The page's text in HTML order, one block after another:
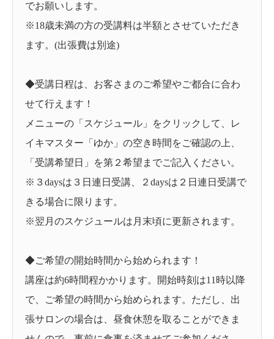
でお願いします。
※18歳未満の方の受講料は半額とさせていただき
ます。(出張費は別途)
◆受講日程は、お客さまのご希望やご都合に合わ
せて行えます！
メニューの「スケジュール」をクリックして、レ
イキマスター「ゆか」の空き時間をご確認の上、
「受講希望日」を第２希望までご記入ください。
※３daysは３日連日受講、２daysは２日連日受講で
きる場合に限ります。
※翌月のスケジュールは月末頃に更新されます。
◆ご希望の開始時間から始められます！
講座は約6時間程かかります。開始時刻は11時以降
で、ご希望の時間から始められます。ただし、出
張サロンの場合は、昼食休憩を取ることができま